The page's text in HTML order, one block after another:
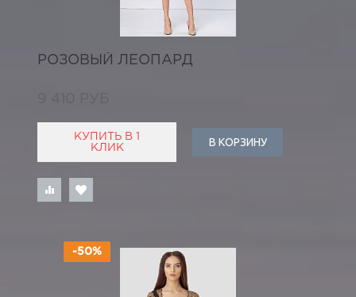
РОЗОВЫЙ ЛЕОПАРД
9 410 РУБ
КУПИТЬ В 1
КЛИК
В КОРЗИНУ
-50%